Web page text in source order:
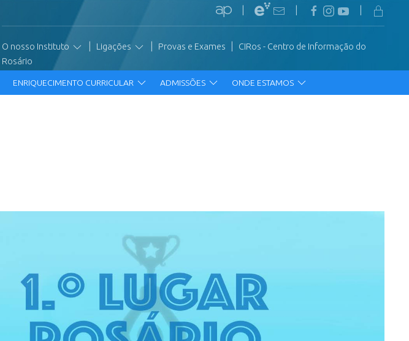
O nosso Instituto Ligações Provas e Exames
CIRos - Centro de Informação do
Rosário
ENRIQUECIMENTO CURRICULAR ADMISSÕES ONDE ESTAMOS